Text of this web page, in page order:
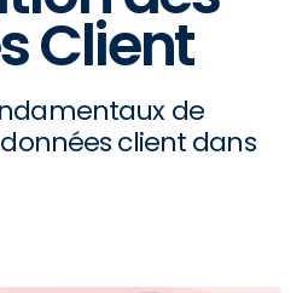
Client
de
client dans